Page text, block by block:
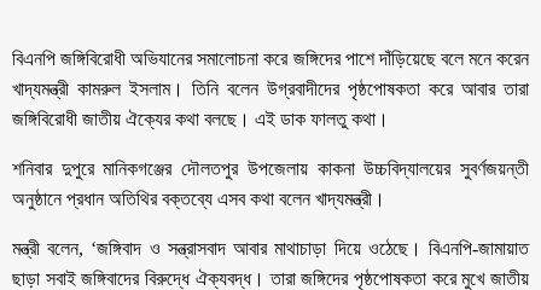
বিএনপি জঙ্গিবিরোধী অভিযানের সমালোচনা করে জঙ্গিদের পাশে দাঁড়িয়েছে বলে মনে করেন
খাদ্যমন্ত্রী কামরুল ইসলাম। তিনি বলেন উগ্রবাদীদের পৃষ্ঠপোষকতা করে আবার তারা
জঙ্গিবিরোধী জাতীয় ঐক্যের কথা বলছে। এই ডাক ফালতু কথা।
শনিবার দুপুরে মানিকগঞ্জের দৌলতপুর উপজেলায় কাকনা উচ্চবিদ্যালয়ের সুবর্ণজয়ন্তী
অনুষ্ঠানে প্রধান অতিথির বক্তব্যে এসব কথা বলেন খাদ্যমন্ত্রী।
মন্ত্রী বলেন, ‘জঙ্গিবাদ ও সন্ত্রাসবাদ আবার মাথাচাড়া দিয়ে ওঠেছে। বিএনপি-জামায়াত
ছাড়া সবাই জঙ্গিবাদের বিরুদ্ধে ঐক্যবদ্ধ। তারা জঙ্গিদের পৃষ্ঠপোষকতা করে মুখে জাতীয়